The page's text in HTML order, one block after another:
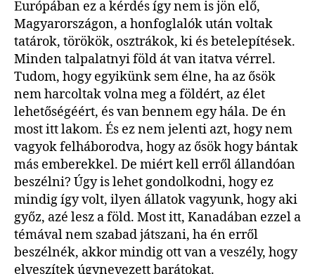
Európában ez a kérdés így nem is jön elő,
Magyarországon, a honfoglalók után voltak
tatárok, törökök, osztrákok, ki és betelepítések.
Minden talpalatnyi föld át van itatva vérrel.
Tudom, hogy egyikünk sem élne, ha az ősök
nem harcoltak volna meg a földért, az élet
lehetőségéért, és van bennem egy hála. De én
most itt lakom. És ez nem jelenti azt, hogy nem
vagyok felháborodva, hogy az ősök hogy bántak
más emberekkel. De miért kell erről állandóan
beszélni? Úgy is lehet gondolkodni, hogy ez
mindig így volt, ilyen állatok vagyunk, hogy aki
győz, azé lesz a föld. Most itt, Kanadában ezzel a
témával nem szabad játszani, ha én erről
beszélnék, akkor mindig ott van a veszély, hogy
elveszítek úgynevezett barátokat.